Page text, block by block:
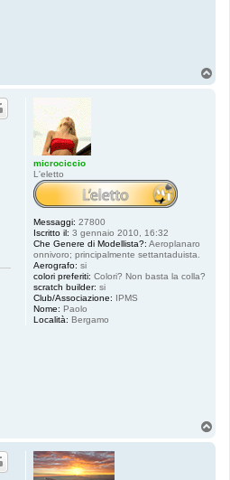
microciccio
L'eletto
Messaggi: 27800
Iscritto il: 3 gennaio 2010, 16:32
Che Genere di Modellista?: Aeroplanaro
onnivoro; principalmente settantaduista.
Aerografo: si
colori preferiti: Colori? Non basta la colla?
scratch builder: si
Club/Associazione: IPMS
Nome: Paolo
Località: Bergamo